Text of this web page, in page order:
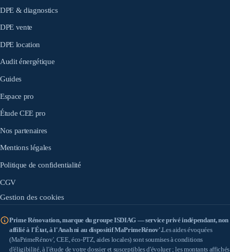
DPE & diagnostics
DPE vente
DPE location
Audit énergétique
Guides
Espace pro
Étude CEE pro
Nos partenaires
Mentions légales
Politique de confidentialité
CGV
Gestion des cookies
Prime Rénovation, marque du groupe ISDIAG — service privé indépendant, non
affilié à l'État, à l'Anah ni au dispositif MaPrimeRénov'.Les aides évoquées
(MaPrimeRénov', CEE, éco-PTZ, aides locales) sont soumises à conditions
d'éligibilité, à l'étude de votre dossier et susceptibles d'évoluer ; les montants affichés